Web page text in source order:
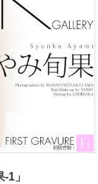
1」